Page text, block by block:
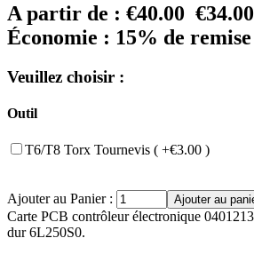
A partir de : €40.00 €34.00
Économie : 15% de remise
Veuillez choisir :
Outil
T6/T8 Torx Tournevis ( +€3.00 )
Ajouter au Panier :
Carte PCB contrôleur électronique
dur 6L250S0.